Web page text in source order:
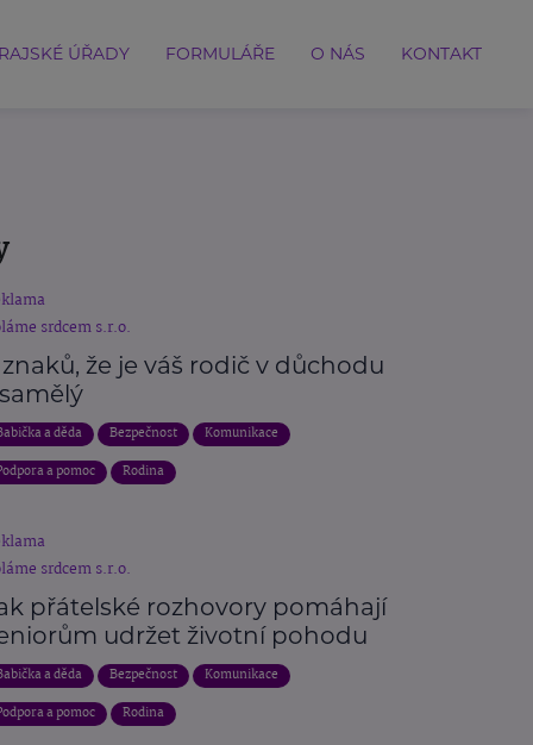
ÚŘADY FORMULÁŘE O NÁS KONTAKT
srdcem s.r.o.
znaků, že je váš rodič v důchodu
a děda Bezpečnost
Komunikace
a pomoc
Rodina
srdcem s.r.o.
přátelské rozhovory pomáhají
udržet životní pohodu
a děda Bezpečnost
Komunikace
a pomoc
Rodina